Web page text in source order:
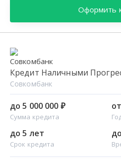
Оформить
Кредит Наличными
Совкомбанк
до 5 000 000 ₽
Сумма кредита
до 5 лет
Срок кредита